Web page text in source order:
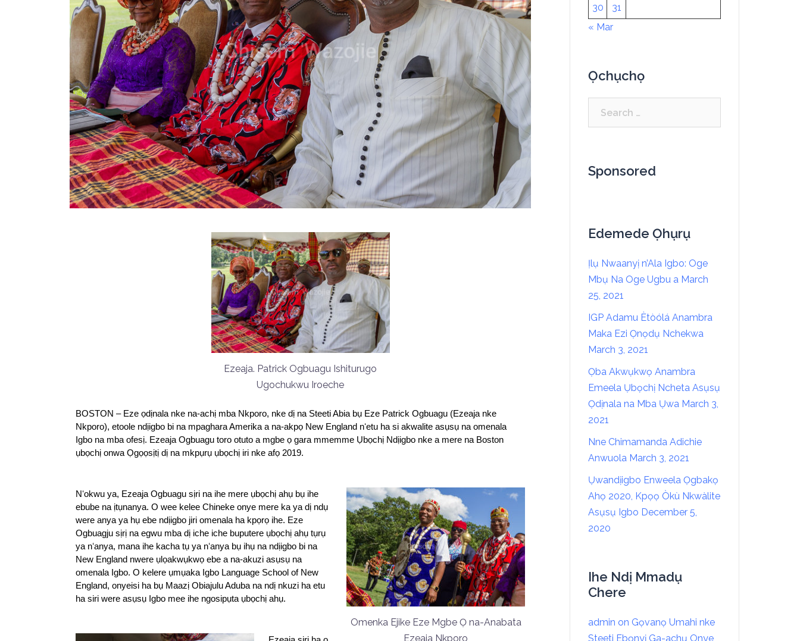
Ezeaja. Patrick Ogbuagu Ishiturugo
Ugochukwu Iroeche
BOSTON – Eze ọdịnala nke na-achị mba Nkporo, nke dị na Steeti Abia bụ Eze Patrick Ogbuagu (Ezeaja nke
Nkporo), etoole ndịigbo bi na mpaghara Amerika a na-akpọ New England nʻetu ha si akwalite asụsụ na omenala
Igbo na mba ofesị. Ezeaja Ogbuagu toro otuto a mgbe ọ gara mmemme Ụbọchị Ndịigbo nke a mere na Boston
ụbọchị onwa Ọgọọsịtị dị na mkpụrụ ụbọchị iri nke afọ 2019.
Omenka Ejike Eze Mgbe Ọ na-Anabata
Ezeaja Nkporo
Nʻokwu ya, Ezeaja Ogbuagu sịri na ihe mere ụbọchị ahụ bụ ihe
ebube na ịtụnanya. O wee kelee Chineke onye mere ka ya dị ndụ
were anya ya hụ ebe ndịigbo jiri omenala ha kpọrọ ihe. Eze
Ogbuagju sịrị na egwu mba dị iche iche buputere ụbọchị ahụ tụrụ
ya nʻanya, mana ihe kacha tụ ya nʻanya bụ ihụ na ndịigbo bi na
New England nwere ụlọakwụkwọ ebe a na-akuzi asụsụ na
omenala Igbo. O kelere ụmụaka Igbo Language School of New
England, onyeisi ha bụ Maazị Obiajulu Aduba na ndị nkuzi ha etu
ha siri were asụsụ Igbo mee ihe ngosipụta ụbọchị ahụ.
30
31
« Mar
Ọchụchọ
Sponsored
Edemede Ọhụrụ
Ịlụ Nwaanyị n’Ala Igbo: Oge
Mbụ Na Oge Ugbu a March
25, 2021
IGP Adamu Ètòólá Anambra
Maka Ezi Ọnọdụ Nchekwa
March 3, 2021
Ọba Akwụkwọ Anambra
Emeela Ụbọchị Ncheta Asụsụ
Ọdịnala na Mba Ụwa March 3,
2021
Nne Chimamanda Adichie
Anwuola March 3, 2021
Ụwandịigbo Enweela Ọgbakọ
Ahọ 2020, Kpọọ Òkù Nkwàlite
Asụsụ Igbo December 5,
2020
Ihe Ndị Mmadụ
Chere
admin on Gọvanọ Umahi nke
Steeti Ebọnyị Ga-achụ Onye